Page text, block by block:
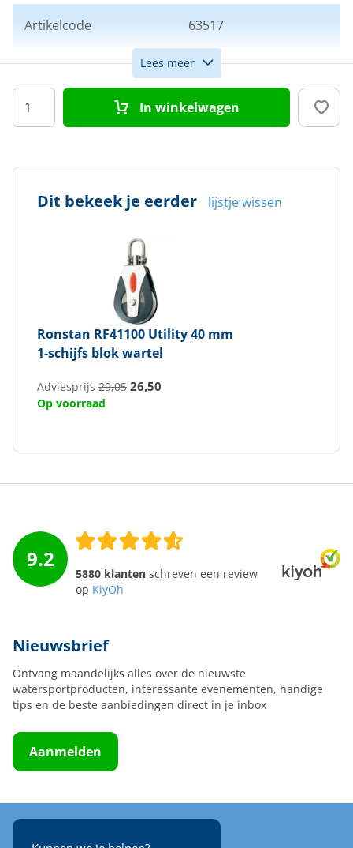
Artikelcode 63517
Aantal schijven 1
Schijfdiameter (mm) 40
Lees meer
In winkelwagen
Dit bekeek je eerder lijstje wissen
Ronstan RF41100 Utility 40 mm
1-schijfs blok wartel
Adviesprijs 29,05 26,50
Op voorraad
9.2
5880 klanten schreven een review
op KiyOh
Nieuwsbrief
Ontvang maandelijks alles over de nieuwste
watersportproducten, interessante evenementen, handige
tips en de beste aanbiedingen direct in je inbox
Aanmelden